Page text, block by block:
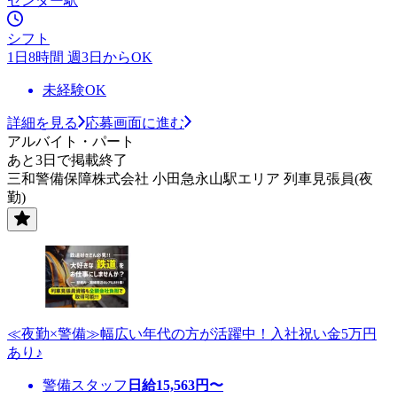
シフト
1日8時間 週3日からOK
未経験OK
詳細を見る
応募画面に進む
アルバイト・パート
あと3日で掲載終了
三和警備保障株式会社 小田急永山駅エリア 列車見張員(夜
勤)
≪夜勤×警備≫幅広い年代の方が活躍中！入社祝い金5万円
あり♪
警備スタッフ 日給15,563円〜